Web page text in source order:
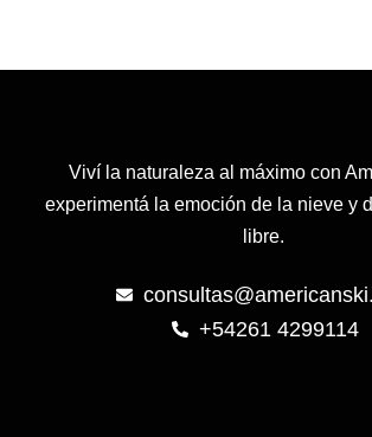
Viví la naturaleza al máximo con
experimentá la emoción de la nieve y
libre.
+54261 4299114